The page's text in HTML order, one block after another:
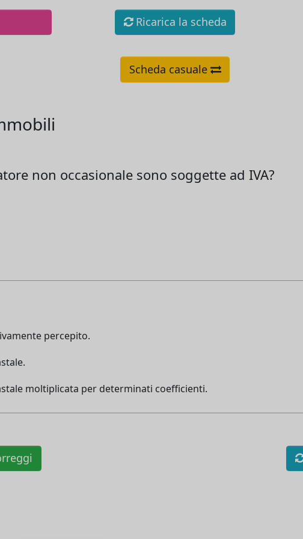
Ricarica la scheda
Scheda casuale
non occasionale sono soggette ad IVA?
percepito.
moltiplicata per determinati coefficienti.